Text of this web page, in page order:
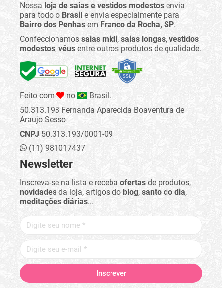
Nossa loja de saias e vestidos modestos envia
para todo o Brasil e envia especialmente para
Bairro dos Penhas em Franco da Rocha, SP.
Confeccionamos saias midi, saias longas, vestidos
modestos, véus entre outros produtos de qualidade.
Feito com no
Brasil.
50.313.193 Fernanda Aparecida Boaventura de
Araujo Sesso
CNPJ 50.313.193/0001-09
(11) 981017437
Newsletter
Inscreva-se na lista e receba ofertas de produtos,
novidades da loja, artigos do blog, santo do dia,
meditações diárias...